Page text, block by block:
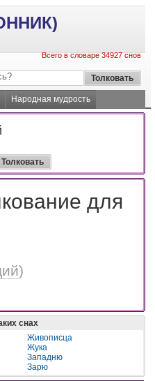
Всего в словаре 34927 снов
Народная мудрость
для
)
снах
Живописца
Жука
Западню
Зарю